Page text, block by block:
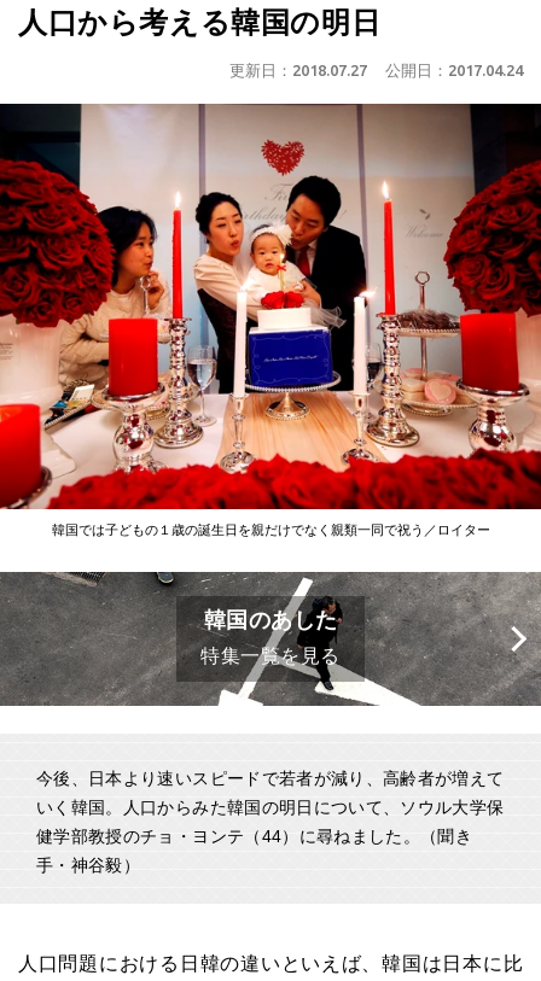
人口から考える韓国の明日
更新日： 2018.07.27 公開日： 2017.04.24
韓国では子どもの１歳の誕生日を親だけでなく親類一同で祝う／ロイター
韓国のあした
特集一覧を見る
今後、日本より速いスピードで若者が減り、高齢者が増えて
いく韓国。人口からみた韓国の明日について、ソウル大学保
健学部教授のチョ・ヨンテ（44）に尋ねました。（聞き
手・神谷毅）
人口問題における日韓の違いといえば、韓国は日本に比